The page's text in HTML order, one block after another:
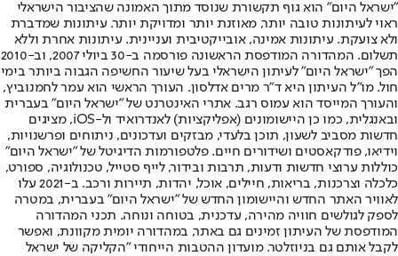
"ישראל היום" הוא גוף תקשורת שנוסד מתוך האמונה שהציבור הישראלי
ראוי לעיתונות טובה יותר, מאוזנת יותר ומדויקת יותר. עיתונות שמדברת
ולא צועקת. עיתונות אמינה, אובייקטיבית ועניינית. עיתונות אחרת וללא
תשלום. המהדורה המודפסת הראשונה פורסמה ב-30 ביולי 2007, וב-2010
הפך "ישראל היום" לעיתון הישראלי בעל שיעור החשיפה הגבוה ביותר בימי
חול. מו"ל העיתון היא ד"ר מרים אדלסון. העורך הראשי הוא עמר לחמנוביץ,
והעורך המייסד הוא עמוס רגב. אתרי האינטרנט של "ישראל היום" בעברית
ובאנגלית, כמו כן היישומונים (אפליקציות) לאנדרואיד ול-iOS, מציגים
חדשות מסביב לשעון, תוכן בלעדי, מבזקים ועדכונים, ניתוחים ופרשנויות,
וידיאו, פודקאסטים ושידורים חיים. פלטפורמות הדיגיטל של "ישראל היום"
כוללות ערוצי חדשות ודעות, תרבות ובידור, לייף סטייל, טכנולוגיה, ספורט,
כלכלה וצרכנות, בריאות, חיילים, אוכל, יהדות, תיירות ורכב. ב-2021 עלו
לאוויר האתר החדש והיישומון החדש של "ישראל היום" בעברית, במטרה
לספק לגולשים חוויה מהירה, עדכנית, בטוחה ונוחה. תכני המהדורה
המודפסת של העיתון זמינים גם באתר, במהדורה יומית מקוונת, ואפשר
לקבל אותם גם בניוזלטר. מועדון ההטבות הייחודי "הקליקה של ישראל